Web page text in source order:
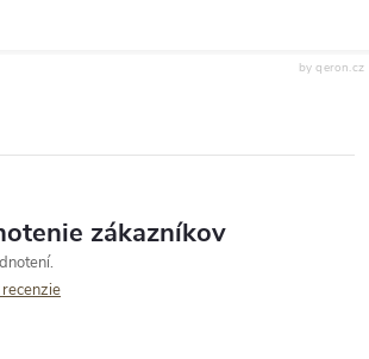
by qeron.cz
zákazníkov